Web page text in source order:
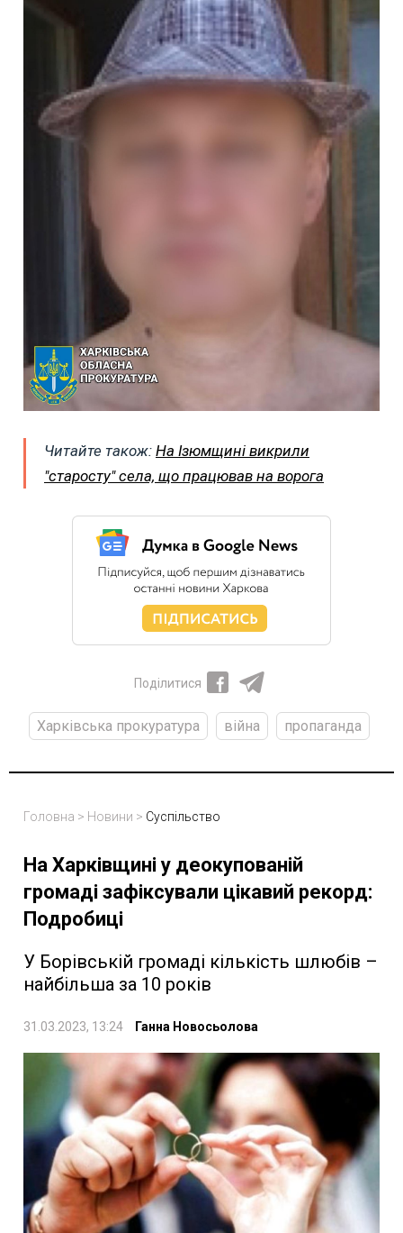
Читайте також: На Ізюмщині викрили
"старосту" села, що працював на ворога
Поділитися
Харківська прокуратура війна пропаганда
Головна > Новини > Суспільство
На Харківщині у деокупованій
громаді зафіксували цікавий рекорд:
Подробиці
У Борівській громаді кількість шлюбів –
найбільша за 10 років
31.03.2023, 13:24 Ганна Новосьолова